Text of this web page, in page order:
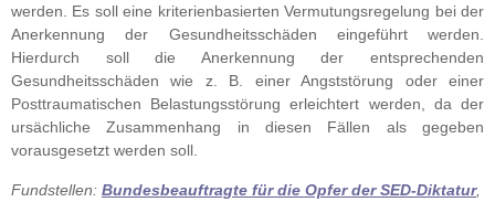
werden. Es soll eine kriterienbasierten Vermutungsregelung bei der
Anerkennung der Gesundheitsschäden eingeführt werden.
Hierdurch soll die Anerkennung der entsprechenden
Gesundheitsschäden wie z. B. einer Angststörung oder einer
Posttraumatischen Belastungsstörung erleichtert werden, da der
ursächliche Zusammenhang in diesen Fällen als gegeben
vorausgesetzt werden soll.
Fundstellen: Bundesbeauftragte für die Opfer der SED-Diktatur,